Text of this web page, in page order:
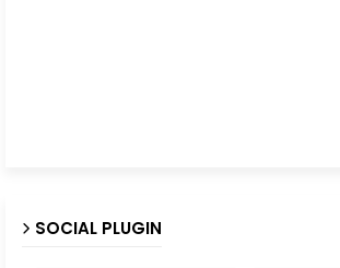
SOCIAL PLUGIN